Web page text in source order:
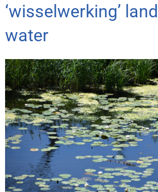
‘wisselwerking’
water